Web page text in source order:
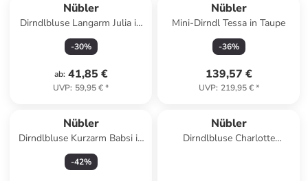
Nübler
Dirndlbluse Langarm Julia in
Creme
-30%
ab: 41,85 €
UVP: 59,95 €*
Nübler
Mini-Dirndl Tessa in Taupe
-36%
139,57 €
UVP: 219,95 €*
Nübler
Dirndlbluse Kurzarm Babsi in
Weiß
-42%
Nübler
Dirndlbluse Charlotte